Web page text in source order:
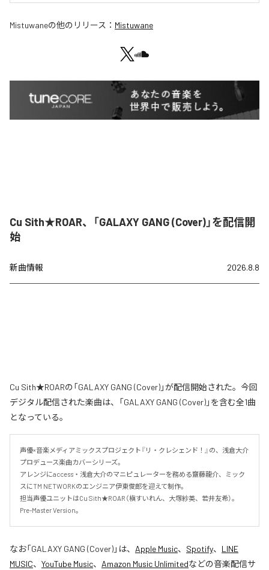
Mistuwaneの他のリリース： Mistuwane
Cu Sith★ROAR、「GALAXY GANG (Cover)」を配信開
始
新曲情報 2026.8.8
Cu Sith★ROARの「GALAXY GANG (Cover)」が配信開始された。今回
デジタル配信された楽曲は、「GALAXY GANG (Cover)」を含む全1曲
となっている。
声優×音楽メディアミックスプロジェクト『リ・クレシェンド！』の、浅倉大介
プロデュース楽曲カバーシリーズ。
アレンジにaccess・浅倉大介のマニピュレーターを務める齋藤龍介、ミック
スにTM NETWORKのエンジニア伊東俊郎を迎えて制作。
担当声優ユニットはCu Sith★ROAR（槇すいれん、大塚紗英、若井友希）。
Pre-Master Version。
なお「GALAXY GANG (Cover)」は、 Apple Music、 Spotify、 LINE
MUSIC、 YouTube Music、 Amazon Music Unlimitedなどの音楽配信サ